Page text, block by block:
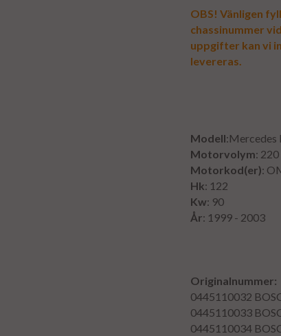
OBS! Vänligen
chassinummer
uppgifter kan vi
levereras.
Modell:Mercedes
Motorvolym:
Motorkod(er):
Hk: 122
Kw: 90
År: 1999 - 2003
Originalnummer:
0445110032
0445110033
0445110034